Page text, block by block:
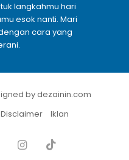
langkahmu hari
esok nanti. Mari
cara yang
by dezainin.com
Disclaimer Iklan
Instagram